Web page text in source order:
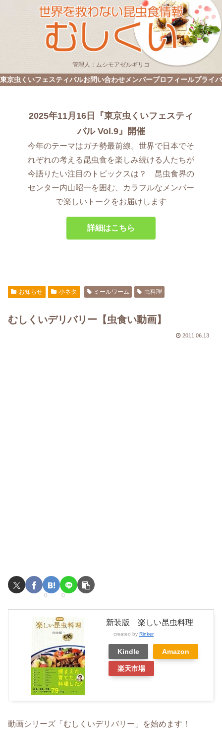
管理人：ムシモアゼルギリコ
東京虫くいフェスティバルお問い合わせメンバープロフィールプライ
2025年11月16日『東京虫くいフェスティ
バル Vol.9』開催
今年のテーマはガチ勢最前線。世界で日本でそ
れぞれの考える昆虫食を楽しみ続ける人たちが
今語りたい注目のトピックスは？ 昆虫食界の
センター内山昭一を囲む、カラフルなメンバー
で楽しいトークをお届けします
詳細はこちら
お知らせ 小ネタ ミールワーム 虫料理
むしくいデリバリー【虫食い動画】
2011.06.13
0 0
新装版 楽しい昆虫料理
created by Rinker
Kindle Amazon
楽天市場
動画シリーズ「むしくいデリバリー」を始めます！